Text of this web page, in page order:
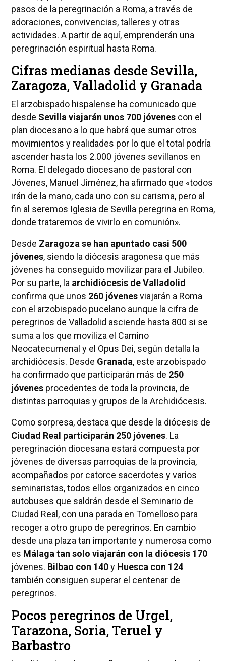
pasos de la peregrinación a Roma, a través de
adoraciones, convivencias, talleres y otras
actividades. A partir de aquí, emprenderán una
peregrinación espiritual hasta Roma.
Cifras medianas desde Sevilla,
Zaragoza, Valladolid y Granada
El arzobispado hispalense ha comunicado que
desde Sevilla viajarán unos 700 jóvenescon el
plan diocesano a lo que habrá que sumar otros
movimientos y realidades por lo que el total podría
ascender hasta los 2.000 jóvenes sevillanos en
Roma. El delegado diocesano de pastoral con
Jóvenes, Manuel Jiménez, ha afirmado que «todos
irán de la mano, cada uno con su carisma, pero al
fin al seremos Iglesia de Sevilla peregrina en Roma,
donde trataremos de vivirlo en comunión».
Desde Zaragoza se han apuntado casi 500
jóvenes, siendo la diócesis aragonesa que más
jóvenes ha conseguido movilizar para el Jubileo.
Por su parte, la archidiócesis de Valladolid
confirma que unos 260 jóvenesviajarán a Roma
con el arzobispado pucelano aunque la cifra de
peregrinos de Valladolid asciende hasta 800 si se
suma a los que moviliza el Camino
Neocatecumenal y el Opus Dei, según detalla la
archidiócesis. Desde Granada, este arzobispado
ha confirmado que participarán más de 250
jóvenesprocedentes de toda la provincia, de
distintas parroquias y grupos de la Archidiócesis.
Como sorpresa, destaca que desde la diócesis de
Ciudad Real participarán 250 jóvenes. La
peregrinación diocesana estará compuesta por
jóvenes de diversas parroquias de la provincia,
acompañados por catorce sacerdotes y varios
seminaristas, todos ellos organizados en cinco
autobuses que saldrán desde el Seminario de
Ciudad Real, con una parada en Tomelloso para
recoger a otro grupo de peregrinos. En cambio
desde una plaza tan importante y numerosa como
es Málaga tan solo viajarán con la diócesis 170
jóvenes. Bilbao con 140y Huesca con 124
también consiguen superar el centenar de
peregrinos.
Pocos peregrinos de Urgel,
Tarazona, Soria, Teruel y
Barbastro